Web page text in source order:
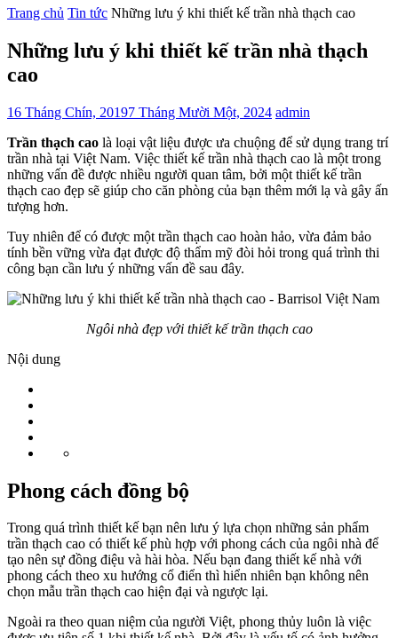
Trang chủ Tin tức Những lưu ý khi thiết kế trần nhà thạch cao
Những lưu ý khi thiết kế trần nhà thạch
cao
16 Tháng Chín, 20197 Tháng Mười Một, 2024 admin
Trần thạch cao là loại vật liệu được ưa chuộng để sử dụng trang trí
trần nhà tại Việt Nam. Việc thiết kế trần nhà thạch cao là một trong
những vấn đề được nhiều người quan tâm, bởi một thiết kế trần
thạch cao đẹp sẽ giúp cho căn phòng của bạn thêm mới lạ và gây ấn
tượng hơn.
Tuy nhiên để có được một trần thạch cao hoàn hảo, vừa đảm bảo
tính bền vững vừa đạt được độ thẩm mỹ đòi hỏi trong quá trình thi
công bạn cần lưu ý những vấn đề sau đây.
Ngôi nhà đẹp với thiết kế trần thạch cao
Nội dung
Phong cách đồng bộ
Trong quá trình thiết kế bạn nên lưu ý lựa chọn những sản phẩm
trần thạch cao có thiết kế phù hợp với phong cách của ngôi nhà để
tạo nên sự đồng điệu và hài hòa. Nếu bạn đang thiết kế nhà với
phong cách theo xu hướng cổ điển thì hiển nhiên bạn không nên
chọn mẫu trần thạch cao hiện đại và ngược lại.
Ngoài ra theo quan niệm của người Việt, phong thủy luôn là việc